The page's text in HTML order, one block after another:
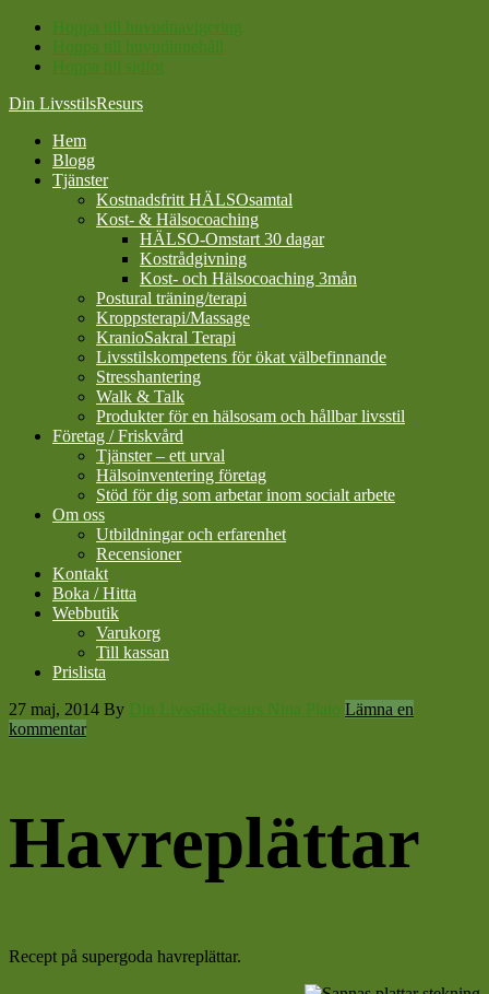
Hoppa till huvudnavigering
Hoppa till huvudinnehåll
Hoppa till sidfot
Din LivsstilsResurs
Hem
Blogg
Tjänster
Kostnadsfritt HÄLSOsamtal
Kost- & Hälsocoaching
HÄLSO-Omstart 30 dagar
Kostrådgivning
Kost- och Hälsocoaching 3mån
Postural träning/terapi
Kroppsterapi/Massage
KranioSakral Terapi
Livsstilskompetens för ökat välbefinnande
Stresshantering
Walk & Talk
Produkter för en hälsosam och hållbar livsstil
Företag / Friskvård
Tjänster – ett urval
Hälsoinventering företag
Stöd för dig som arbetar inom socialt arbete
Om oss
Utbildningar och erfarenhet
Recensioner
Kontakt
Boka / Hitta
Webbutik
Varukorg
Till kassan
Prislista
27 maj, 2014 By Din LivsstilsResurs Nina Plato Lämna en
kommentar
Havreplättar
Recept på supergoda havreplättar.